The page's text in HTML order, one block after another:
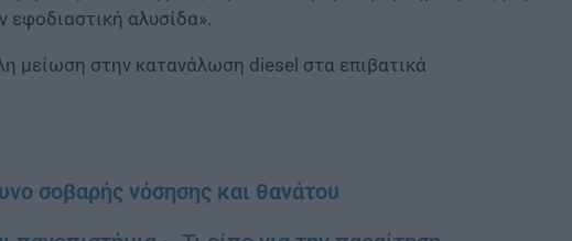
εφοδιαστική αλυσίδα».
μείωση στην κατανάλωση diesel στα επιβατικά
σοβαρής νόσησης και θανάτου